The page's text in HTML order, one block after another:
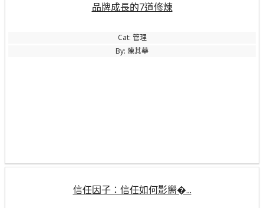
品牌成長的7道修煉
Cat: 管理
By: 陳其華
信任因子：信任如何影嚮�...